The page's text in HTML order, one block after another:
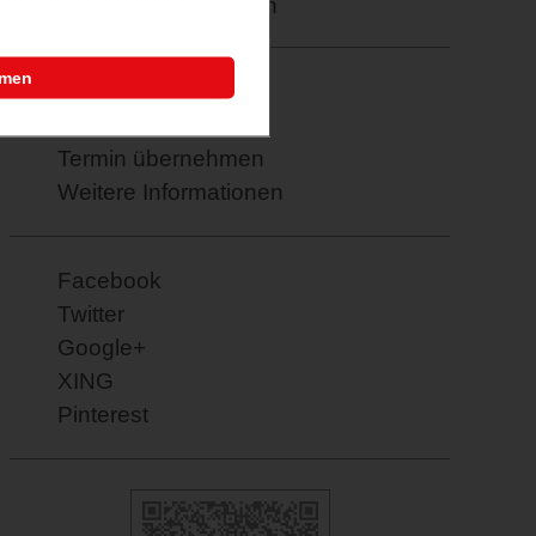
Merkzettel: speichern
Termin übernehmen
Weitere Informationen
Facebook
Twitter
Google+
XING
Pinterest